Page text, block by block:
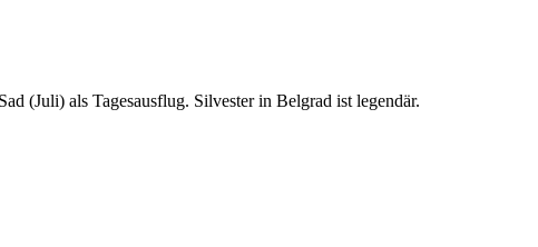
(Juli) als Tagesausflug. Silvester in Belgrad ist legendär.